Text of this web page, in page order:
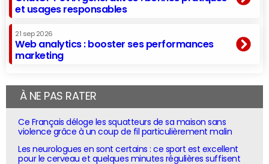
et usages responsables
21 sep 2026
Web analytics : booster ses performances
marketing
À NE PAS RATER
Ce Français déloge les squatteurs de sa maison sans
violence grâce à un coup de fil particulièrement malin
Les neurologues en sont certains : ce sport est excellent
pour le cerveau et quelques minutes régulières suffisent